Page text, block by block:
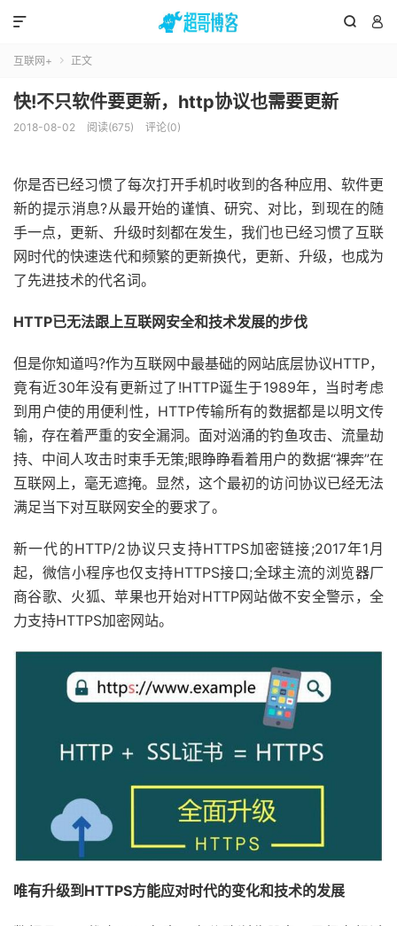
 

互联网+  正文
快!不只软件要更新，http协议也需要更新
2018-08-02 阅读(675) 评论(0)
你是否已经习惯了每次打开手机时收到的各种应用、软件更
新的提示消息?从最开始的谨慎、研究、对比，到现在的随
手一点，更新、升级时刻都在发生，我们也已经习惯了互联
网时代的快速迭代和频繁的更新换代，更新、升级，也成为
了先进技术的代名词。
HTTP已无法跟上互联网安全和技术发展的步伐
但是你知道吗?作为互联网中最基础的网站底层协议HTTP，
竟有近30年没有更新过了!HTTP诞生于1989年，当时考虑
到用户使的用便利性，HTTP传输所有的数据都是以明文传
输，存在着严重的安全漏洞。面对汹涌的钓鱼攻击、流量劫
持、中间人攻击时束手无策;眼睁睁看着用户的数据“裸奔”在
互联网上，毫无遮掩。显然，这个最初的访问协议已经无法
满足当下对互联网安全的要求了。
新一代的HTTP/2协议只支持HTTPS加密链接;2017年1月
起，微信小程序也仅支持HTTPS接口;全球主流的浏览器厂
商谷歌、火狐、苹果也开始对HTTP网站做不安全警示，全
力支持HTTPS加密网站。
唯有升级到HTTPS方能应对时代的变化和技术的发展